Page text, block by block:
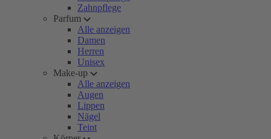
Zahnpflege
Parfum
Alle anzeigen
Damen
Herren
Unisex
Make-up
Alle anzeigen
Augen
Lippen
Nägel
Teint